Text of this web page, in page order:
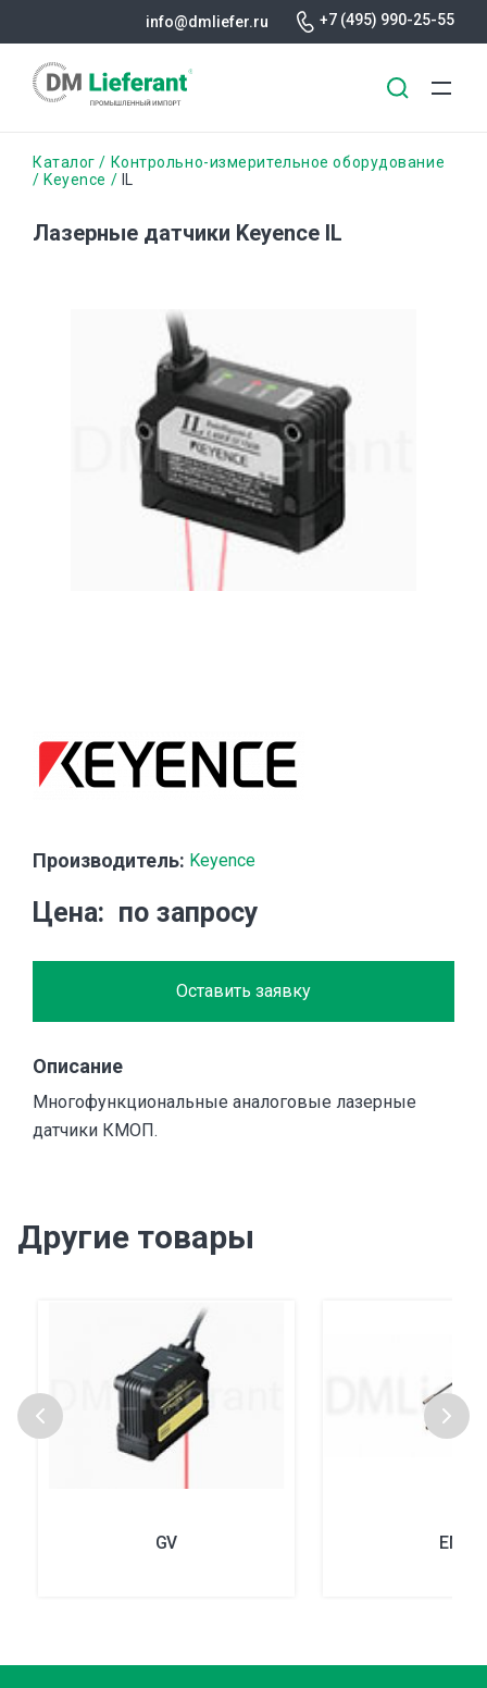
содержанию
info@dmliefer.ru +7 (495) 990-25-55
Строка
Каталог
Контрольно-измерительное оборудование
Keyence
Лазерные датчики Keyence IL
Производитель: Keyence
Цена по запросу
Оставить заявку
Описание
Многофункциональные аналоговые лазерные
датчики КМОП.
Другие товары
GV EM